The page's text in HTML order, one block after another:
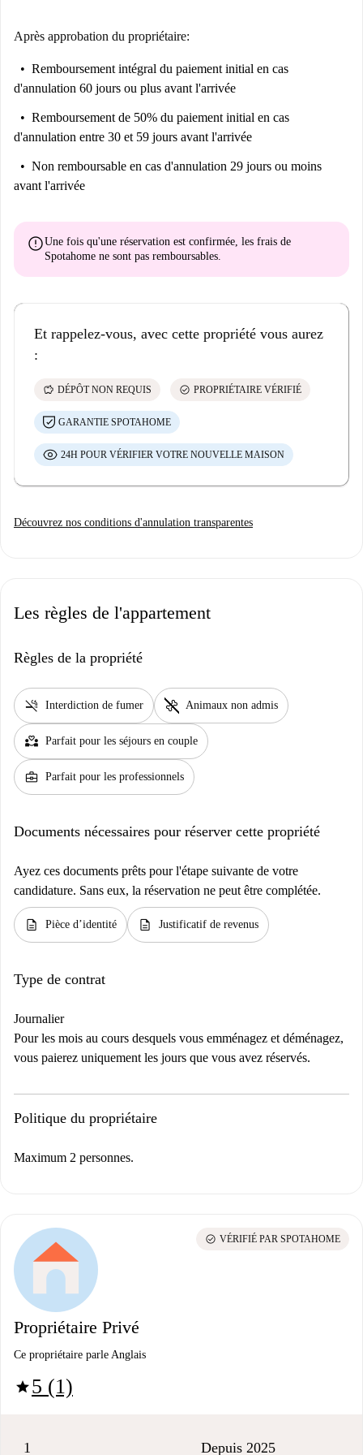
Après approbation du propriétaire:
Remboursement intégral du paiement initial en cas
d'annulation 60 jours ou plus avant l'arrivée
Remboursement de 50% du paiement initial en cas
d'annulation entre 30 et 59 jours avant l'arrivée
Non remboursable en cas d'annulation 29 jours ou moins
avant l'arrivée
errorUne fois qu'une réservation est confirmée, les frais de
Spotahome ne sont pas remboursables.
Et rappelez-vous, avec cette propriété vous aurez
:
savings DÉPÔT NON REQUIS check_circle PROPRIÉTAIRE VÉRIFIÉ
GARANTIE SPOTAHOME
24H POUR VÉRIFIER VOTRE NOUVELLE MAISON
Découvrez nos conditions d'annulation transparentes
Les règles de l'appartement
Règles de la propriété
smoke_free Interdiction de fumer pet_supplies Animaux non admis
partner_heart Parfait pour les séjours en couple
business_center Parfait pour les professionnels
Documents nécessaires pour réserver cette propriété
Ayez ces documents prêts pour l'étape suivante de votre
candidature. Sans eux, la réservation ne peut être complétée.
description Pièce d’identité description Justificatif de revenus
Type de contrat
Journalier
Pour les mois au cours desquels vous emménagez et déménagez,
vous paierez uniquement les jours que vous avez réservés.
Politique du propriétaire
Maximum 2 personnes.
Propriétaire Privé
Ce propriétaire parle Anglais
star5 (1)
check_circle VÉRIFIÉ PAR SPOTAHOME
1 Depuis 2025